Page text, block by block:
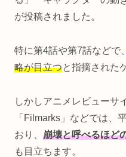
が投稿されました。
特に第4話や第7話などで、
略が目立つと指摘された
しかしアニメレビューサ
「Filmarks」などでは、
おり、 崩壊と呼べるほど
も目立ちます。